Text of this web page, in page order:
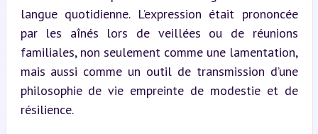
langue quotidienne. L’expression était prononcée
par les aînés lors de veillées ou de réunions
familiales, non seulement comme une lamentation,
mais aussi comme un outil de transmission d’une
philosophie de vie empreinte de modestie et de
résilience.